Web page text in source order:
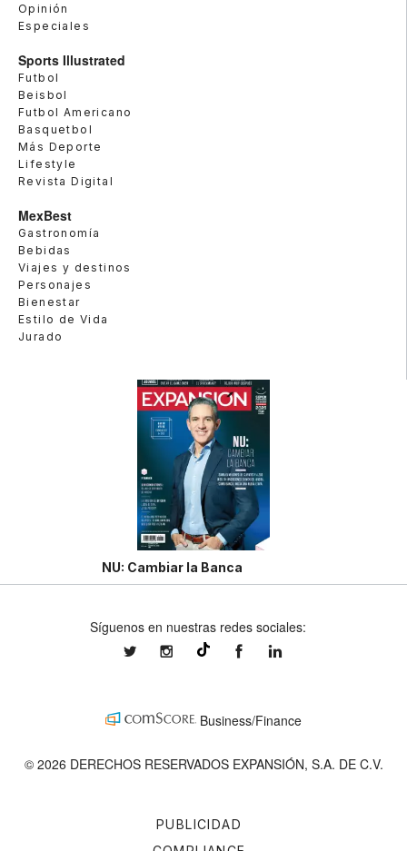
Opinión
Especiales
Sports Illustrated
Futbol
Beisbol
Futbol Americano
Basquetbol
Más Deporte
Lifestyle
Revista Digital
MexBest
Gastronomía
Bebidas
Viajes y destinos
Personajes
Bienestar
Estilo de Vida
Jurado
NU: Cambiar la Banca
PUBLICIDAD
Síguenos en nuestras redes sociales:
expansionmxexpansionmx ExpansionMex
Business/Finance
© 2026 DERECHOS RESERVADOS EXPANSIÓN, S.A. DE C.V.